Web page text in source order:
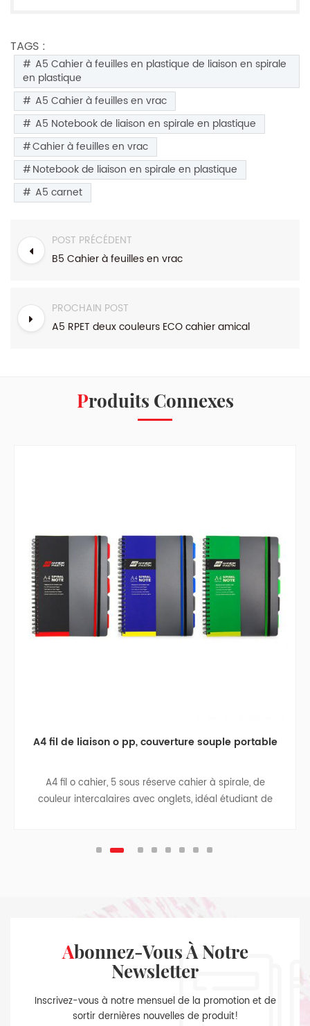
TAGS :
A5 Cahier à feuilles en plastique de liaison en spirale
en plastique
A5 Cahier à feuilles en vrac
A5 Notebook de liaison en spirale en plastique
Cahier à feuilles en vrac
Notebook de liaison en spirale en plastique
A5 carnet
POST PRÉCÉDENT
B5 Cahier à feuilles en vrac
PROCHAIN POST
A5 RPET deux couleurs ECO cahier amical
Produits Connexes
A4 fil de liaison o pp, couverture souple portable
A4 fil o cahier, 5 sous réserve cahier à spirale, de
couleur intercalaires avec onglets, idéal étudiant de
Abonnez-Vous À Notre
Newsletter
Inscrivez-vous à notre mensuel de la promotion et de
sortir dernières nouvelles de produit!